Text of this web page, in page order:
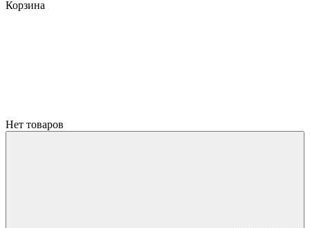
Корзина
Нет товаров